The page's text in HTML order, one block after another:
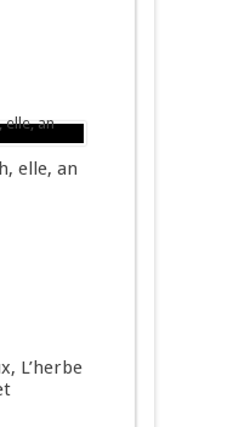
elle, an
L’herbe